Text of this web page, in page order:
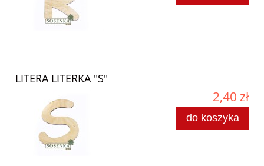
LITERA LITERKA "S"
2,40 zł
do koszyka